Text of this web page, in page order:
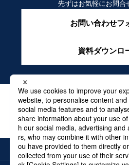
先ずはお気軽にお問合
お問い合わせフ
資料ダウンロ
よくある質問